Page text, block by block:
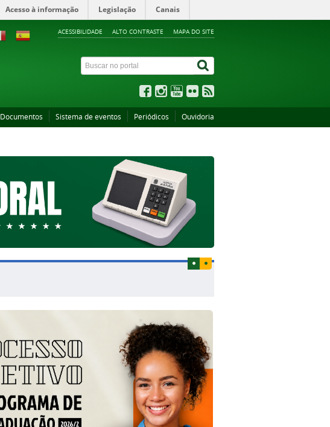
Acesso à informação Legislação Canais
ACESSIBILIDADE ALTO CONTRASTE MAPA DO SITE
Documentos Sistema de eventos Periódicos Ouvidoria